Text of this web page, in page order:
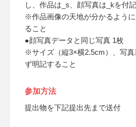
し、作品は_s、顔写真は_kを付記
※作品画像の天地が分かるよう
ること
●顔写真データと同じ写真 1枚
※サイズ（縦3×横2.5cm）、写
ず明記すること
参加方法
提出物を下記提出先まで送付